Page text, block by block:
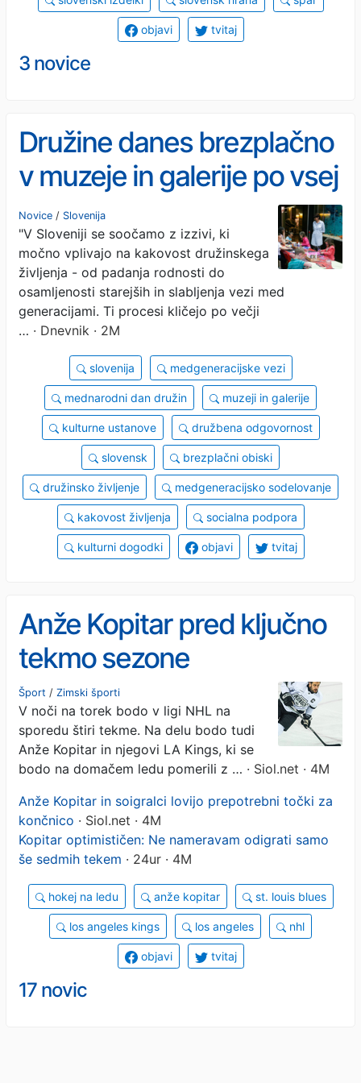
objavi tvitaj
3 novice
Družine danes brezplačno
v muzeje in galerije po vsej
Sloveniji
Novice / Slovenija
"V Sloveniji se soočamo z izzivi, ki
močno vplivajo na kakovost družinskega
življenja - od padanja rodnosti do
osamljenosti starejših in slabljenja vezi med
generacijami. Ti procesi kličejo po večji
… · Dnevnik · 2M
slovenija medgeneracijske vezi
mednarodni dan družin muzeji in galerije
kulturne ustanove družbena odgovornost
slovensk brezplačni obiski
družinsko življenje medgeneracijsko sodelovanje
kakovost življenja socialna podpora
kulturni dogodki objavi tvitaj
Anže Kopitar pred ključno
tekmo sezone
Šport / Zimski športi
V noči na torek bodo v ligi NHL na
sporedu štiri tekme. Na delu bodo tudi
Anže Kopitar in njegovi LA Kings, ki se
bodo na domačem ledu pomerili z … · Siol.net · 4M
Anže Kopitar in soigralci lovijo prepotrebni točki za
končnico · Siol.net · 4M
Kopitar optimističen: Ne nameravam odigrati samo
še sedmih tekem · 24ur · 4M
hokej na ledu anže kopitar st. louis blues
los angeles kings los angeles nhl
objavi tvitaj
17 novic